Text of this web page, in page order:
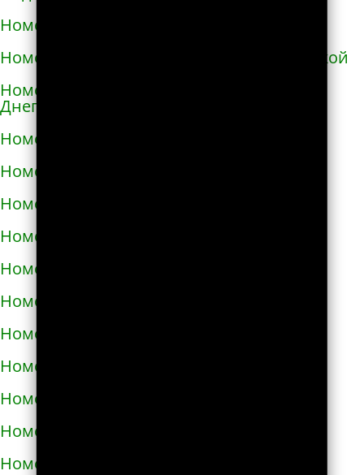
Номера телефонов такси в Каменке
Номера телефонов такси в Каменке-Бугской
Номера телефонов такси в Каменке-
Днепровской
Номера телефонов такси в Каменском
Номера телефонов такси в Каневе
Номера телефонов такси в Карловке
Номера телефонов такси в Каховке
Номера телефонов такси в Киверцах
Номера телефонов такси в Киеве
Номера телефонов такси в Килие
Номера телефонов такси в Ковеле
Номера телефонов такси в Коломые
Номера телефонов такси в Конотопе
Номера телефонов такси в Коростене